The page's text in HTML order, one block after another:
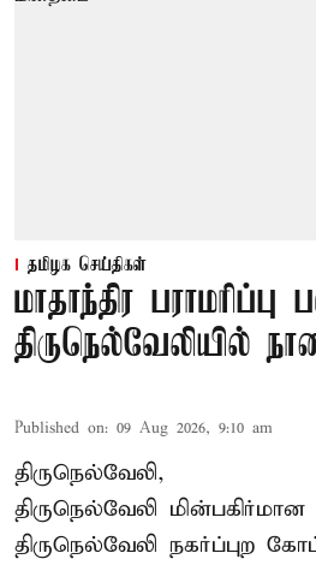
தமிழக செய்திகள்
மாதாந்திர பராமரிப்பு
திருநெல்வேலியில்
Published on: 09 Aug 2026, 9:10 am
திருநெல்வேலி,
திருநெல்வேலி
திருநெல்வேலி நகர்ப்புற